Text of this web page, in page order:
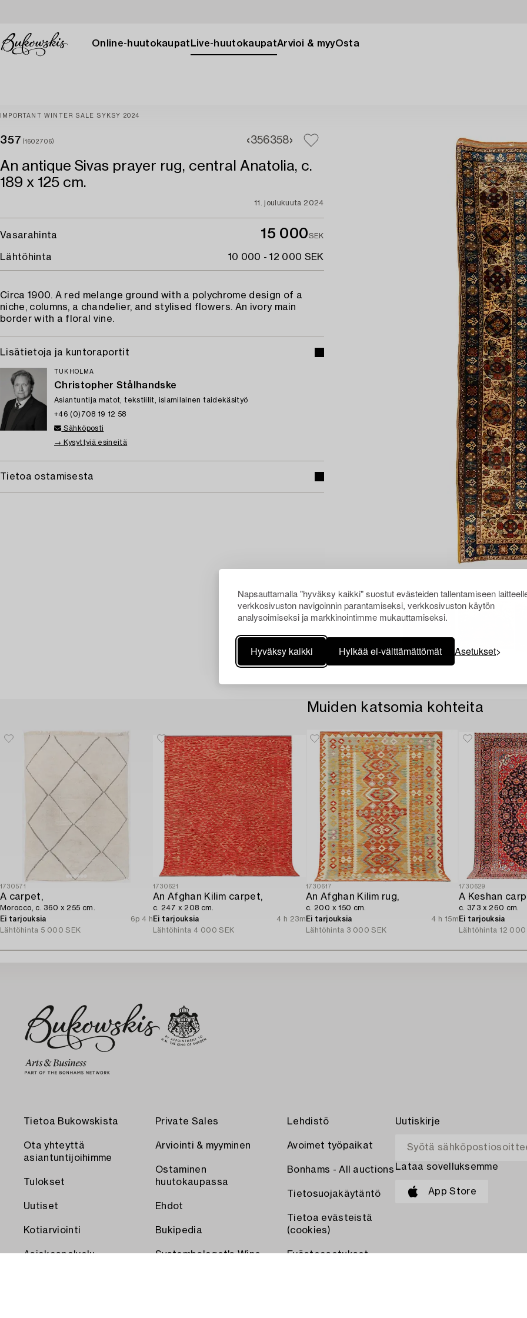
Napsauttamalla "hyväksy kaikki" suostut evästeiden tallentamiseen
verkkosivuston navigoinnin parantamiseksi, verkkosivuston käytön
analysoimiseksi ja markkinointimme mukauttamiseksi.
Hyväksy kaikki Hylkää ei-välttämättömät Asetukset
Online-huutokaupat Live-huutokaupatArvioi & myyOsta
IMPORTANT WINTER SALE SYKSY 2024
357 (1602706) 356358
An antique Sivas prayer rug, central Anatolia, c.
189 x 125 cm.
11. joulukuuta 2024
Vasarahinta 15 000SEK
Lähtöhinta 10 000 - 12 000 SEK
Circa 1900. A red melange ground with a polychrome design of a
niche, columns, a chandelier, and stylised flowers. An ivory main
border with a floral vine.
Lisätietoja ja kuntoraportit
TUKHOLMA
Christopher Stålhandske
Asiantuntija matot, tekstiilit, islamilainen taidekäsityö
+46 (0)708 19 12 58
Sähköposti
→ Kysyttyjä esineitä
Tietoa ostamisesta
Muiden katsomia kohteita
1730571
A carpet,
Morocco, c. 360 x 255 cm.
Ei tarjouksia
6p 4 h
Lähtöhinta 5 000 SEK
1730621
An Afghan Kilim carpet,
c. 247 x 208 cm.
Ei tarjouksia
4 h 23m
Lähtöhinta 4 000 SEK
1730617
An Afghan Kilim rug,
c. 200 x 150 cm.
Ei tarjouksia
4 h 15m
Lähtöhinta 3 000 SEK
1730629
A Keshan
c. 373 x 260 cm.
Ei tarjouksia
Lähtöhinta 12 000
Tietoa Bukowskista
Ota yhteyttä
asiantuntijoihimme
Tulokset
Uutiset
Kotiarviointi
Asiakaspalvelu
Private Sales
Arviointi & myyminen
Ostaminen
huutokaupassa
Ehdot
Bukipedia
Systembolaget's Wine
Lehdistö
Avoimet työpaikat
Bonhams - All auctions
Tietosuojakäytäntö
Tietoa evästeistä
(cookies)
Evästeasetukset
Uutiskirje
Lataa sovelluksemme
App Store